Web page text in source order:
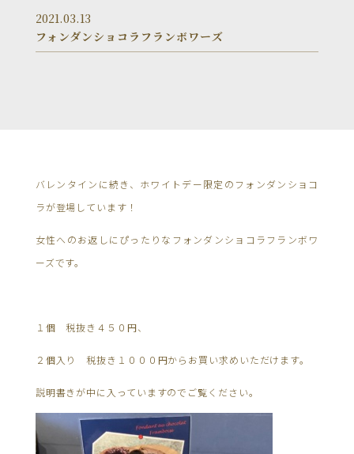
2021.03.13
フォンダンショコラフランボワーズ
バレンタインに続き、ホワイトデー限定のフォンダンショコ
ラが登場しています！
女性へのお返しにぴったりなフォンダンショコラフランボワ
ーズです。
１個 税抜き４５０円、
２個入り 税抜き１０００円からお買い求めいただけます。
説明書きが中に入っていますのでご覧ください。